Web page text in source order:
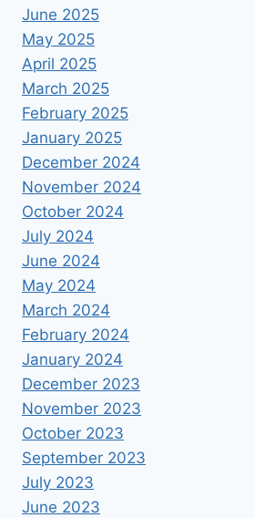
June 2025
May 2025
April 2025
March 2025
February 2025
January 2025
December 2024
November 2024
October 2024
July 2024
June 2024
May 2024
March 2024
February 2024
January 2024
December 2023
November 2023
October 2023
September 2023
July 2023
June 2023